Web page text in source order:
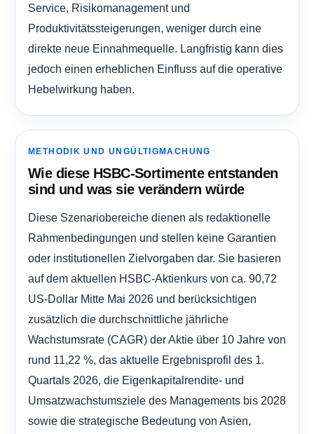
Service, Risikomanagement und
Produktivitätssteigerungen, weniger durch eine
direkte neue Einnahmequelle. Langfristig kann dies
jedoch einen erheblichen Einfluss auf die operative
Hebelwirkung haben.
METHODIK UND UNGÜLTIGMACHUNG
Wie diese HSBC-Sortimente entstanden
sind und was sie verändern würde
Diese Szenariobereiche dienen als redaktionelle
Rahmenbedingungen und stellen keine Garantien
oder institutionellen Zielvorgaben dar. Sie basieren
auf dem aktuellen HSBC-Aktienkurs von ca. 90,72
US-Dollar Mitte Mai 2026 und berücksichtigen
zusätzlich die durchschnittliche jährliche
Wachstumsrate (CAGR) der Aktie über 10 Jahre von
rund 11,22 %, das aktuelle Ergebnisprofil des 1.
Quartals 2026, die Eigenkapitalrendite- und
Umsatzwachstumsziele des Managements bis 2028
sowie die strategische Bedeutung von Asien,